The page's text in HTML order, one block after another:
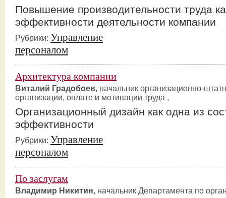
Повышение производительности труда
эффективности деятельности компании
Рубрики: Управление
персоналом
Архитектура компании
Виталий Градобоев, начальник организационно-
организации, оплате и мотивации труда ,
Организационный дизайн как одна из
эффективности
Рубрики: Управление
персоналом
По заслугам
Владимир Никитин, начальник Департамента по